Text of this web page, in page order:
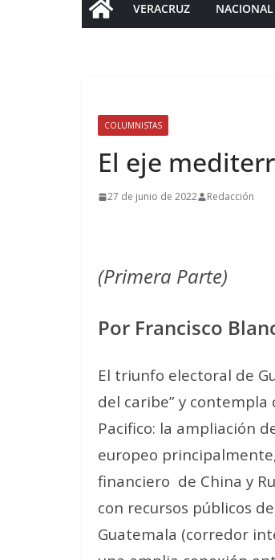
VERACRUZ NACIONAL
COLUMNISTAS
El eje
27 de junio de 2022 Redacción
(Primera Parte)
Por Francisco
El triunfo electoral de
del caribe” y
Pacifico: la ampliación
europeo
financiero de China y
con recursos públicos
Guatemala (corredor